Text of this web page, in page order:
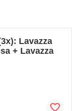
Lavazza
+ Lavazza